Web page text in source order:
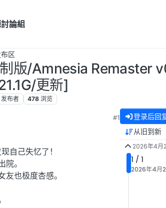
論組
区
版/Amnesia Remaster
更新]
发布者 478 浏览
#1
自己失忆了！
。
也极度杏感。
登录后回
从旧到新
2026年4月
1 / 1
2026年4月